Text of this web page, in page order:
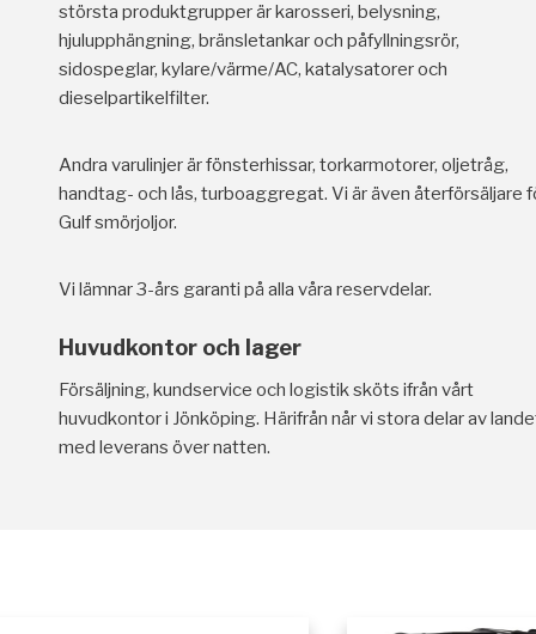
största produktgrupper är karosseri, belysning,
hjulupphängning, bränsletankar och påfyllningsrör,
sidospeglar, kylare/värme/AC, katalysatorer och
dieselpartikelfilter.
Andra varulinjer är fönsterhissar, torkarmotorer, oljetråg,
handtag- och lås, turboaggregat. Vi är även återförsäljare
Gulf smörjoljor.
Vi lämnar 3-års garanti på alla våra reservdelar.
Huvudkontor och lager
Försäljning, kundservice och logistik sköts ifrån vårt
huvudkontor i Jönköping. Härifrån når vi stora delar av
med leverans över natten.